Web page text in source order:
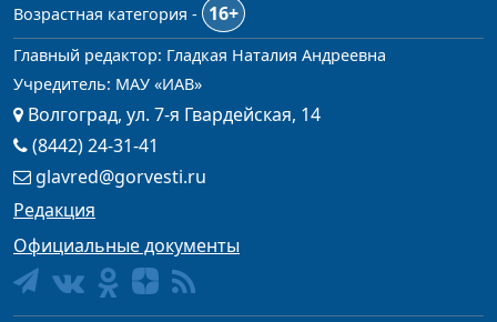
Возрастная категория -
16+
Главный редактор: Гладкая Наталия Андреевна
Учредитель: МАУ «ИАВ»
Волгоград, ул. 7-я Гвардейская, 14
(8442) 24-31-41
glavred@gorvesti.ru
Редакция
Официальные документы